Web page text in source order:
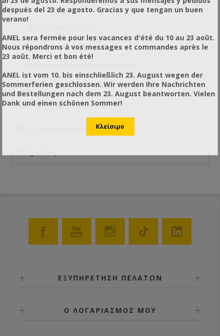
Στεγνωτήρες Χεριών
Υλικά Συσκευασίας +
Δείγματα Εγκαταστάσεων
Από & Γύρω από τη Μέλισσα
Μεταχειρισμένα Μηχανήματα
ΕΞΥΠΗΡΕΤΗΣΗ ΠΕΛΑΤΩΝ
Ο ΛΟΓΑΡΙΑΣΜΟΣ ΜΟΥ
después del 23 de agosto. Gracias y que tengan un buen
verano!
ANEL sera fermée pour les vacances d'été du 10 au 23 août.
Nous répondrons à vos messages et commandes après le
23 août. Merci et bon été!
ANEL ist vom 10. bis einschließlich 23. August wegen der
Sommerferien geschlossen. Wir werden Ihre Nachrichten
und Bestellungen nach dem 23. August beantworten. Vielen
Dank und einen schönen Sommer!